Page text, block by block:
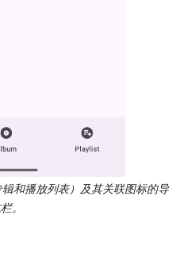
和播放列表）及其关联图标的导
。